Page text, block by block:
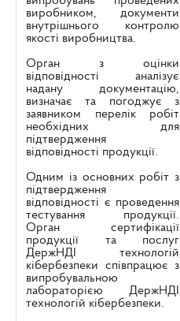
виробником, документи
внутрішнього контролю
якості виробництва.
Орган з оцінки
відповідності аналізує
надану документацію,
визначає та погоджує з
заявником перелік робіт
необхідних для
підтвердження
відповідності продукції.
Одним із основних робіт з
підтвердження
відповідності є проведення
тестування продукції.
Орган сертифікації
продукції та послуг
ДержНДІ технологій
кібербезпеки співпрацює з
випробувальною
лабораторією ДержНДІ
технологій кібербезпеки.